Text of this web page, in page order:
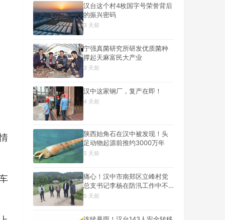
汉台这个村4枚国字号荣誉背后
的振兴密码
3 天前
宁强真菌研究所研发优质菌种
撑起天麻富民大产业
3 天前
汉中这家钢厂，复产在即！
4 天前
陕西始角石在汉中被发现！头
足动物起源前推约3000万年
5 天前
痛心！汉中市南郑区立峰村党
总支书记李杨在防汛工作中不
幸遇难
5 天前